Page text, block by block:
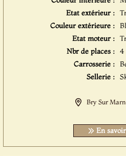
Etat extérieur :
Couleur extérieure :
Etat moteur :
Nbr de places : 4
Carrosserie :
Sellerie :
Bry Sur
En